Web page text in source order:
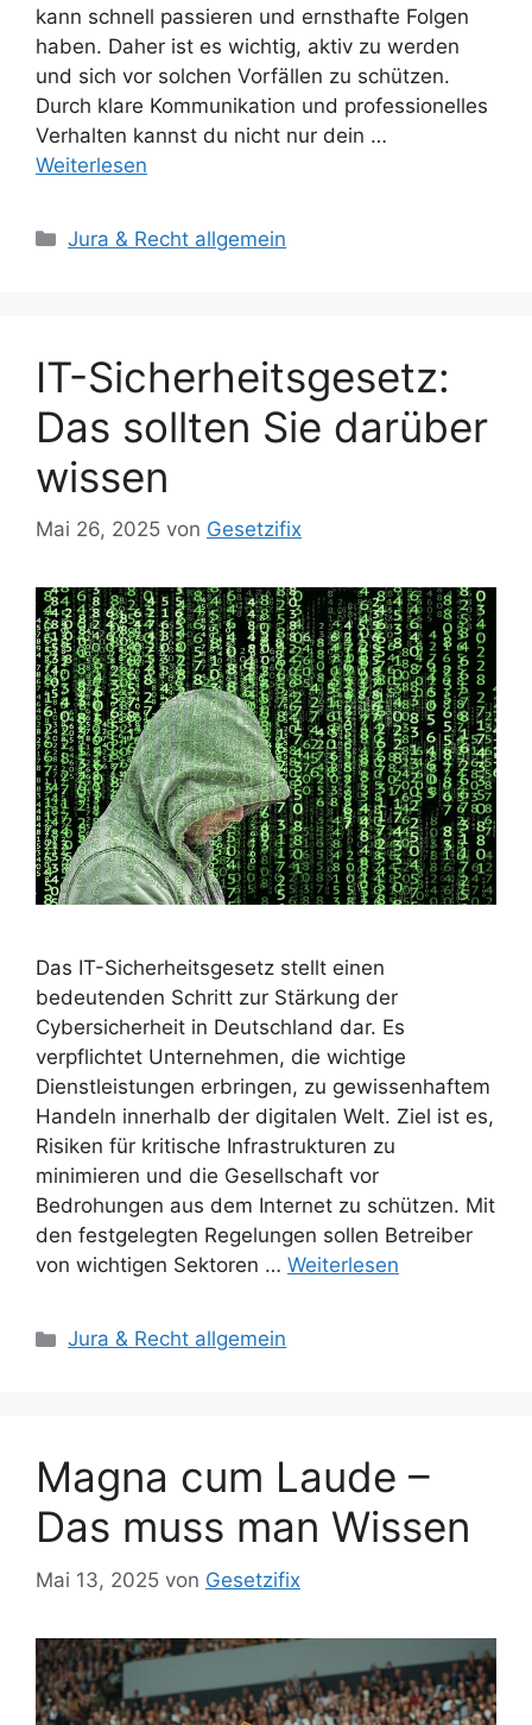
kann schnell passieren und ernsthafte Folgen
haben. Daher ist es wichtig, aktiv zu werden
und sich vor solchen Vorfällen zu schützen.
Durch klare Kommunikation und professionelles
Verhalten kannst du nicht nur dein …
Weiterlesen
Kategorien
Jura & Recht allgemein
IT-Sicherheitsgesetz:
Das sollten Sie darüber
wissen
Mai 26, 2025 von Gesetzifix
Das IT-Sicherheitsgesetz stellt einen
bedeutenden Schritt zur Stärkung der
Cybersicherheit in Deutschland dar. Es
verpflichtet Unternehmen, die wichtige
Dienstleistungen erbringen, zu gewissenhaftem
Handeln innerhalb der digitalen Welt. Ziel ist es,
Risiken für kritische Infrastrukturen zu
minimieren und die Gesellschaft vor
Bedrohungen aus dem Internet zu schützen. Mit
den festgelegten Regelungen sollen Betreiber
von wichtigen Sektoren … Weiterlesen
Kategorien
Jura & Recht allgemein
Magna cum Laude –
Das muss man Wissen
Mai 13, 2025 von Gesetzifix